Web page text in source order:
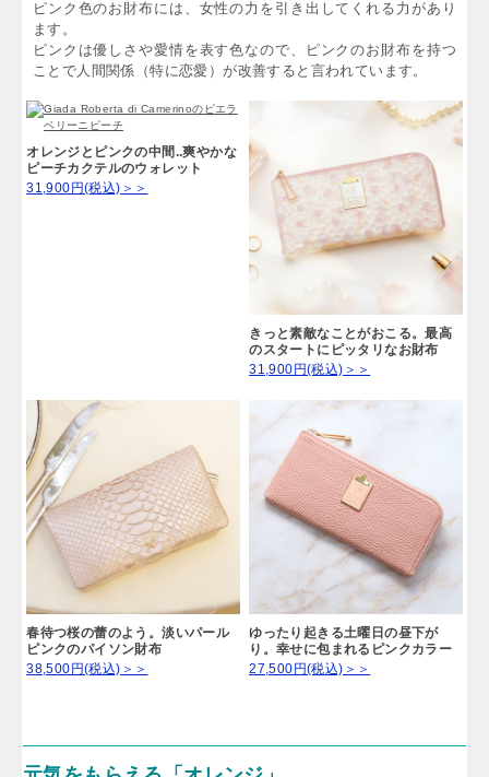
ピンク色のお財布には、女性の力を引き出してくれる力があり
ます。
ピンクは優しさや愛情を表す色なので、ピンクのお財布を持つ
ことで人間関係（特に恋愛）が改善すると言われています。
オレンジとピンクの中間..爽やかな
ピーチカクテルのウォレット
31,900円(税込)＞＞
きっと素敵なことがおこる。最高
のスタートにピッタリなお財布
31,900円(税込)＞＞
春待つ桜の蕾のよう。淡いパール
ピンクのパイソン財布
38,500円(税込)＞＞
ゆったり起きる土曜日の昼下が
り。幸せに包まれるピンクカラー
27,500円(税込)＞＞